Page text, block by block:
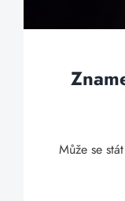
Může se